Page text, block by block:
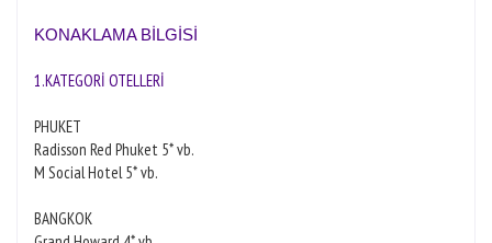
KONAKLAMA BİLGİSİ
1.KATEGORİ OTELLERİ
PHUKET
Radisson Red Phuket 5* vb.
M Social Hotel 5* vb.
BANGKOK